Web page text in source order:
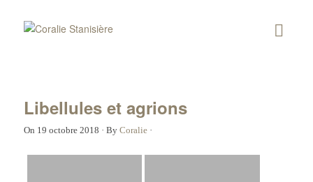
Libellules et agrions
On 19 octobre 2018 · By Coralie·